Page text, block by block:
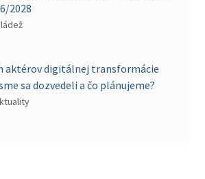
2028
aktérov digitálnej transformácie
sa dozvedeli a čo plánujeme?